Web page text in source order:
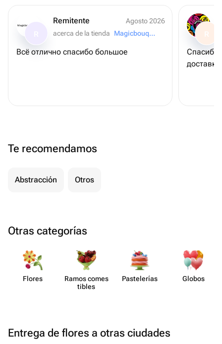
Magicbouquet174 Remitente
Agosto 2026
acerca de la tienda
Magicbouquet174
Всё отлично спасибо большое
R
Спасибо
Te recomendamos
Abstracción Otros
Otras categorías
Flores
Ramos comes​
tibles
Paste​lerías Globos
Entrega de flores a otras ciudades